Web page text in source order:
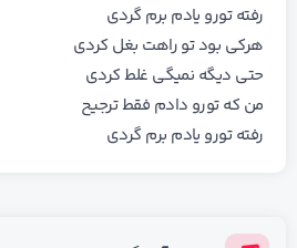
رفته تورو یادم برم گردی
هرکی بود تو راهت بغل کردی
حتی دیگه نمیگی غلط کردی
من که تورو دادم فقط ترجیح
رفته تورو یادم برم گردی